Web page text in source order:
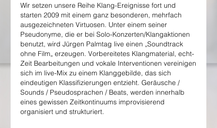
Wir setzen unsere Reihe Klang-Ereignisse fort und
starten 2009 mit einem ganz besonderen, mehrfach
ausgezeichneten Virtuosen. Unter einem seiner
Pseudonyme, die er bei Solo-Konzerten/Klangaktionen
benutzt, wird Jürgen Palmtag live einen „Soundtrack
ohne Film„ erzeugen. Vorbereitetes Klangmaterial, echt-
Zeit Bearbeitungen und vokale Interventionen vereinigen
sich im live-Mix zu einem Klanggebilde, das sich
eindeutigen Klassifizierungen entzieht. Geräusche /
Sounds / Pseudosprachen / Beats, werden innerhalb
eines gewissen Zeitkontinuums improvisierend
organisiert und strukturiert.